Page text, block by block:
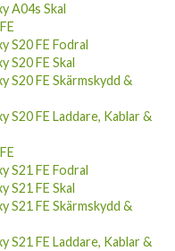
A04s Skal
S20 FE Fodral
S20 FE Skal
S20 FE Skärmskydd &
S20 FE Laddare, Kablar &
S21 FE Fodral
S21 FE Skal
S21 FE Skärmskydd &
S21 FE Laddare, Kablar &